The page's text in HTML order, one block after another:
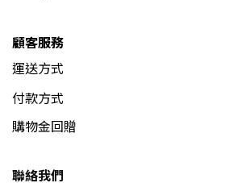
顧客服務
運送方式
付款方式
購物金回贈
聯絡我們